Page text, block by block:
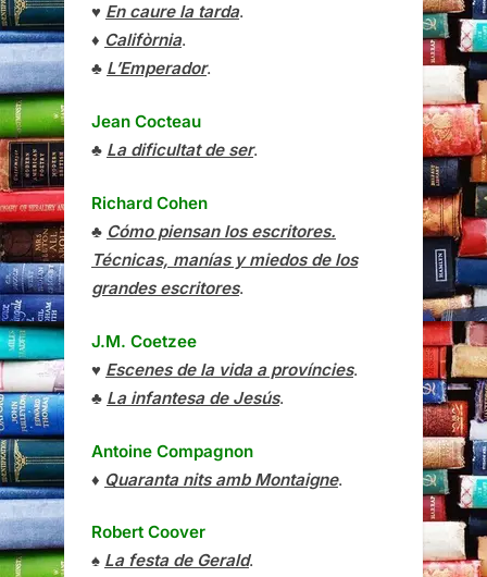
♥ En caure la tarda.
♦ Califòrnia.
♣ L’Emperador.
Jean Cocteau
♣ La dificultat de ser.
Richard Cohen
♣ Cómo piensan los escritores.
Técnicas, manías y miedos de los
grandes escritores.
J.M. Coetzee
♥ Escenes de la vida a províncies.
♣ La infantesa de Jesús.
Antoine Compagnon
♦ Quaranta nits amb Montaigne.
Robert Coover
♠ La festa de Gerald.